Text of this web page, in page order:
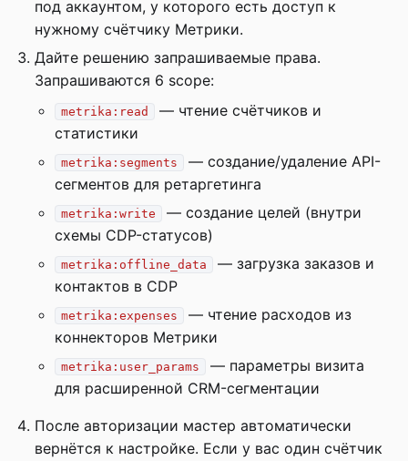
под аккаунтом, у которого есть доступ к
нужному счётчику Метрики.
Дайте решению запрашиваемые права.
Запрашиваются 6 scope:
metrika:read
— чтение счётчиков и
статистики
metrika:segments
— создание/удаление API-
сегментов для ретаргетинга
metrika:write
— создание целей (внутри
схемы CDP-статусов)
metrika:offline_data
— загрузка заказов и
контактов в CDP
metrika:expenses
— чтение расходов из
коннекторов Метрики
metrika:user_params
— параметры визита
для расширенной CRM-сегментации
После авторизации мастер автоматически
вернётся к настройке. Если у вас один счётчик